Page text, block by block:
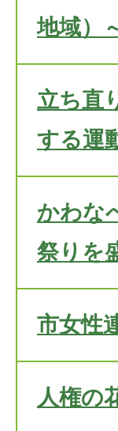
地域）
立ち直
する運
かわな
祭りを
市女性
人権の